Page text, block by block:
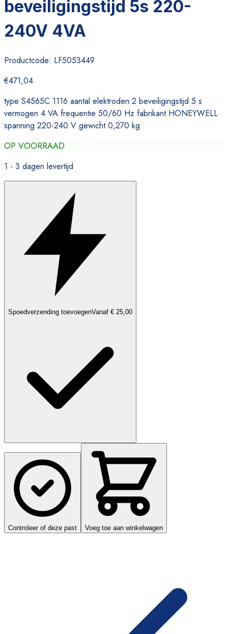
beveiligingstijd 5s 220-
240V 4VA
Productcode: LF5053449
€471,04
type S4565C 1116 aantal elektroden 2 beveiligingstijd 5 s
vermogen 4 VA frequentie 50/60 Hz fabrikant HONEYWELL
spanning 220-240 V gewicht 0,270 kg
OP VOORRAAD
1 - 3 dagen levertijd
Spoedverzending toevoegenVanaf € 25,00
Controleer of deze past Voeg toe aan winkelwagen